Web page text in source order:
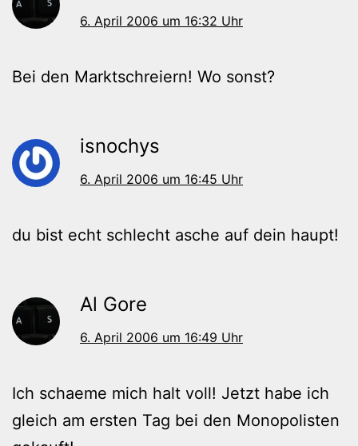
6. April 2006 um 16:32 Uhr
Bei den Marktschreiern! Wo sonst?
isnochys
6. April 2006 um 16:45 Uhr
du bist echt schlecht asche auf dein haupt!
Al Gore
6. April 2006 um 16:49 Uhr
Ich schaeme mich halt voll! Jetzt habe ich
gleich am ersten Tag bei den Monopolisten